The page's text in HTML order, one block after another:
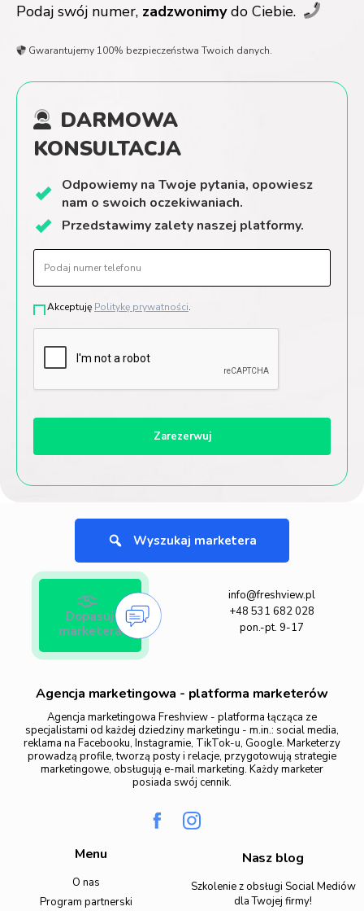
Podaj swój numer, zadzwonimydo Ciebie.
Gwarantujemy 100% bezpieczeństwa Twoich danych.
DARMOWA
KONSULTACJA
Odpowiemy na Twoje pytania, opowiesz
nam o swoich oczekiwaniach.
Przedstawimy zalety naszej platformy.
Akceptuję Politykę prywatności.
Wyszukaj marketera
Dopasuj
marketera
info@freshview.pl
+48 531 682 028
pon.-pt. 9-17
Agencja marketingowa - platforma marketerów
Agencja marketingowa Freshview - platforma łącząca ze
specjalistami od każdej dziedziny marketingu - m.in.: social media,
reklama na Facebooku, Instagramie, TikTok-u, Google. Marketerzy
prowadzą profile, tworzą posty i relacje, przygotowują strategie
marketingowe, obsługują e-mail marketing. Każdy marketer
posiada swój cennik.
Menu
O nas
Program partnerski
Nasz blog
Szkolenie z obsługi Social Mediów
dla Twojej firmy!